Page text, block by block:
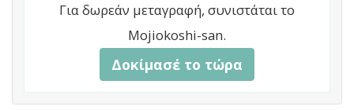
Για δωρεάν μεταγραφή, συνιστάται το
Mojiokoshi-san.
Δοκίμασέ το τώρα